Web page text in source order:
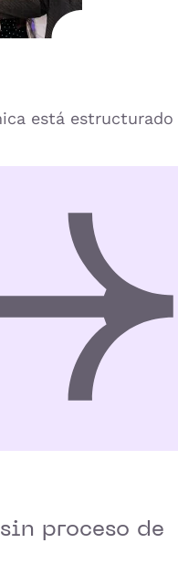
está estructurado
sin proceso de